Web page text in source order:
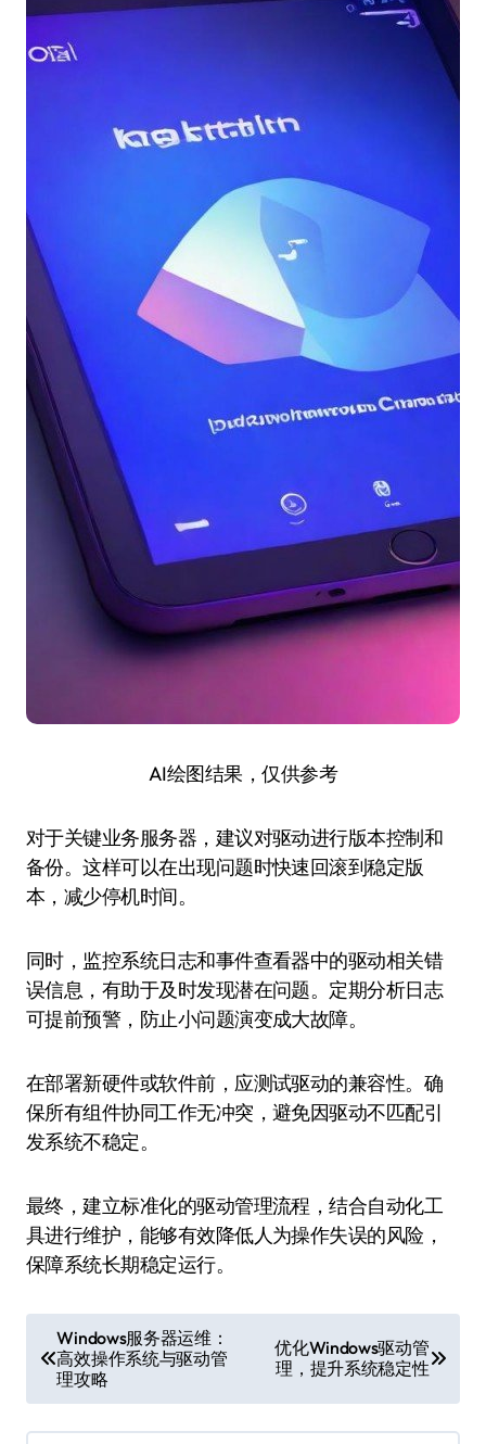
AI绘图结果，仅供参考
对于关键业务服务器，建议对驱动进行版本控制和
备份。这样可以在出现问题时快速回滚到稳定版
本，减少停机时间。
同时，监控系统日志和事件查看器中的驱动相关错
误信息，有助于及时发现潜在问题。定期分析日志
可提前预警，防止小问题演变成大故障。
在部署新硬件或软件前，应测试驱动的兼容性。确
保所有组件协同工作无冲突，避免因驱动不匹配引
发系统不稳定。
最终，建立标准化的驱动管理流程，结合自动化工
具进行维护，能够有效降低人为操作失误的风险，
保障系统长期稳定运行。
章
导
Windows服务器运维：
高效操作系统与驱动管
理攻略
优化Windows驱动管
理，提升系统稳定性